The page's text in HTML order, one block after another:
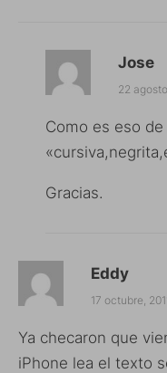
Jose
22
Como es eso
Gracias.
Eddy
17 octubre,
Ya checaron que
iPhone lea el texto